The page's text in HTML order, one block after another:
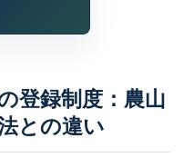
登録制度：農山
との違い